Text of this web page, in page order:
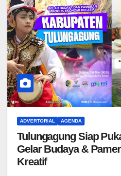
ADVERTORIAL AGENDA
Tulungagung Siap
Gelar Budaya &
Kreatif